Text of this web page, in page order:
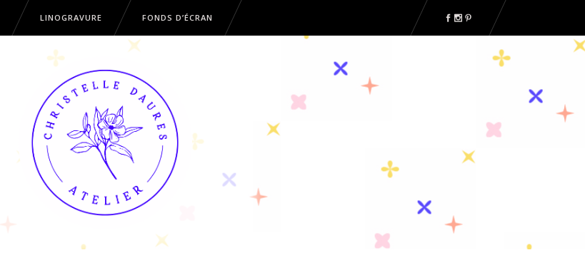
LINOGRAVURE FONDS D’ÉCRAN